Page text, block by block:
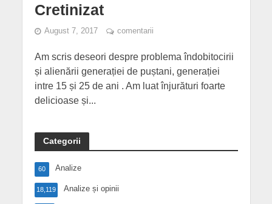
Cretinizat
August 7, 2017 comentarii
Am scris deseori despre problema îndobitocirii
și alienării generației de puștani, generației
intre 15 și 25 de ani . Am luat înjurături foarte
delicioase și...
Categorii
Analize
60
Analize și opinii
18,119